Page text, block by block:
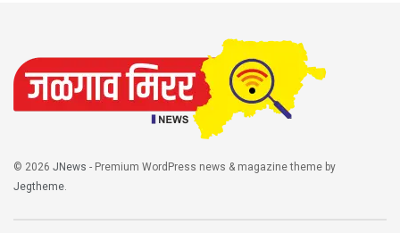
© 2026 JNews - Premium WordPress news & magazine theme by
Jegtheme